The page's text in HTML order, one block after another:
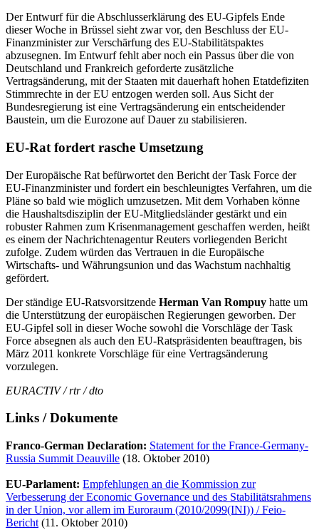
Der Entwurf für die Abschlusserklärung des EU-Gipfels Ende
dieser Woche in Brüssel sieht zwar vor, den Beschluss der EU-
Finanzminister zur Verschärfung des EU-Stabilitätspaktes
abzusegnen. Im Entwurf fehlt aber noch ein Passus über die von
Deutschland und Frankreich geforderte zusätzliche
Vertragsänderung, mit der Staaten mit dauerhaft hohen Etatdefiziten
Stimmrechte in der EU entzogen werden soll. Aus Sicht der
Bundesregierung ist eine Vertragsänderung ein entscheidender
Baustein, um die Eurozone auf Dauer zu stabilisieren.
EU-Rat fordert rasche Umsetzung
Der Europäische Rat befürwortet den Bericht der Task Force der
EU-Finanzminister und fordert ein beschleunigtes Verfahren, um die
Pläne so bald wie möglich umzusetzen. Mit dem Vorhaben könne
die Haushaltsdisziplin der EU-Mitgliedsländer gestärkt und ein
robuster Rahmen zum Krisenmanagement geschaffen werden, heißt
es einem der Nachrichtenagentur Reuters vorliegenden Bericht
zufolge. Zudem würden das Vertrauen in die Europäische
Wirtschafts- und Währungsunion und das Wachstum nachhaltig
gefördert.
Der ständige EU-Ratsvorsitzende Herman Van Rompuy hatte um
die Unterstützung der europäischen Regierungen geworben. Der
EU-Gipfel soll in dieser Woche sowohl die Vorschläge der Task
Force absegnen als auch den EU-Ratspräsidenten beauftragen, bis
März 2011 konkrete Vorschläge für eine Vertragsänderung
vorzulegen.
EURACTIV / rtr / dto
Links / Dokumente
Franco-German Declaration: Statement for the France-Germany-
Russia Summit Deauville (18. Oktober 2010)
EU-Parlament: Empfehlungen an die Kommission zur
Verbesserung der Economic Governance und des Stabilitätsrahmens
in der Union, vor allem im Euroraum (2010/2099(INI)) / Feio-
Bericht (11. Oktober 2010)